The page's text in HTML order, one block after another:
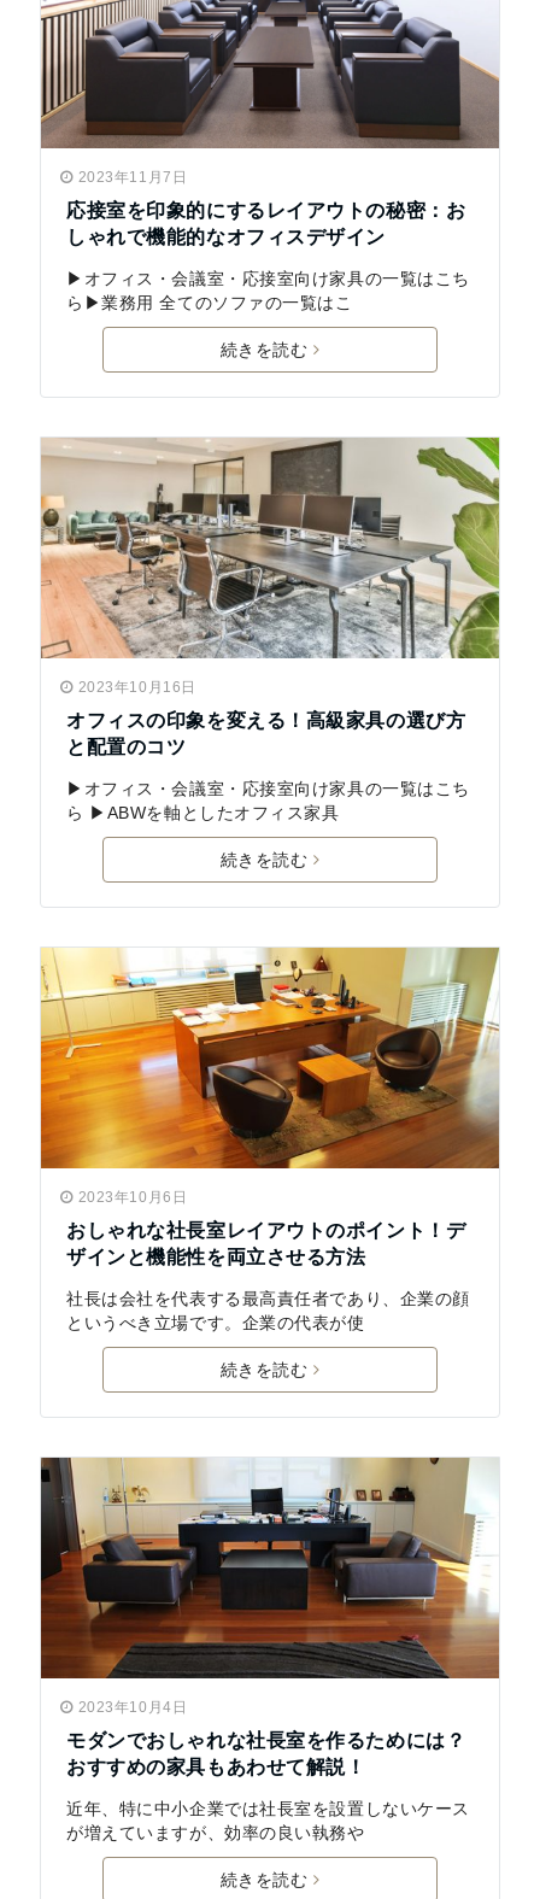
2023年11月7日
応接室を印象的にするレイアウトの秘密：お
しゃれで機能的なオフィスデザイン
▶オフィス・会議室・応接室向け家具の一覧はこち
ら▶業務用 全てのソファの一覧はこ
続きを読む
2023年10月16日
オフィスの印象を変える！高級家具の選び方
と配置のコツ
▶オフィス・会議室・応接室向け家具の一覧はこち
ら ▶ABWを軸としたオフィス家具
続きを読む
2023年10月6日
おしゃれな社長室レイアウトのポイント！デ
ザインと機能性を両立させる方法
社長は会社を代表する最高責任者であり、企業の顔
というべき立場です。企業の代表が使
続きを読む
2023年10月4日
モダンでおしゃれな社長室を作るためには？
おすすめの家具もあわせて解説！
近年、特に中小企業では社長室を設置しないケース
が増えていますが、効率の良い執務や
続きを読む